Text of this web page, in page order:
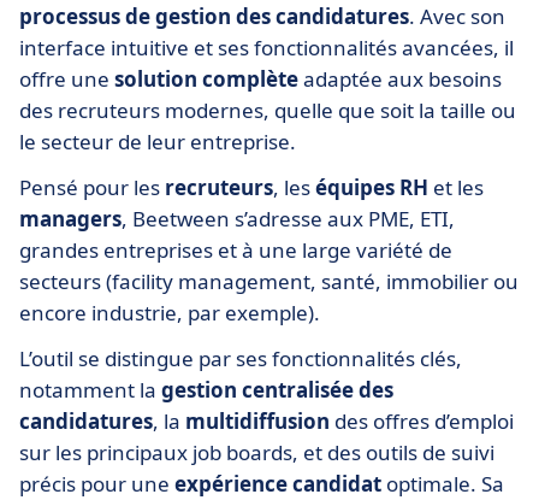
processus de gestion des candidatures. Avec son
interface intuitive et ses fonctionnalités avancées, il
offre une solution complèteadaptée aux besoins
des recruteurs modernes, quelle que soit la taille ou
le secteur de leur entreprise.
Pensé pour les recruteurs, leséquipes RH et les
managers, Beetween s’adresse aux PME, ETI,
grandes entreprises et à une large variété de
secteurs (facility management, santé, immobilier ou
encore industrie, par exemple).
L’outil se distingue par ses fonctionnalités clés,
notamment la gestion centralisée des
candidatures, la multidiffusion des offres d’emploi
sur les principaux job boards, et des outils de suivi
précis pour une expérience candidat optimale. Sa